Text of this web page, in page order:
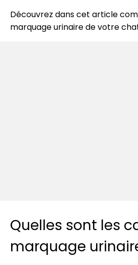
Découvrez dans cet article
marquage urinaire de votre
Quelles sont les
marquage